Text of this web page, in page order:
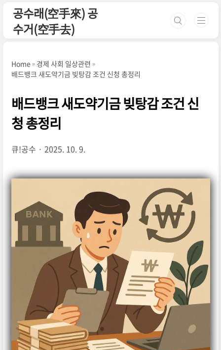
공수래(空手來) 공
수거(空手去)
Home
경제 사회 일상관련
배드뱅크 새도약기금 빚탕감 조건 신청 총정리
배드뱅크 새도약기금 빚탕감 조건 신
청 총정리
큐!공수 2025. 10. 9.